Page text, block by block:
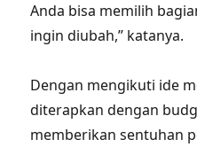
Anda bisa memilih
ingin diubah,” katanya.
Dengan mengikuti ide
diterapkan dengan
memberikan sentuhan